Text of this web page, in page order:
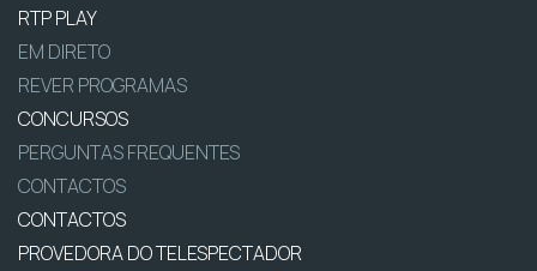
RTP PLAY
EM DIRETO
REVER PROGRAMAS
CONCURSOS
PERGUNTAS FREQUENTES
CONTACTOS
CONTACTOS
PROVEDORA DO TELESPECTADOR